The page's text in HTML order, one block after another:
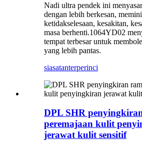
Nadi ultra pendek ini
dengan lebih berkesan,
ketidakselesaan, kesakitan,
masa berhenti.1064YD02
tempat terbesar untuk
yang lebih pantas.
siasatanterperinci
DPL SHR
peremajaan kulit
jerawat kulit sensitif